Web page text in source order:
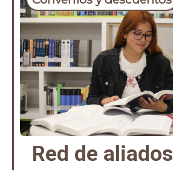
Red de aliados